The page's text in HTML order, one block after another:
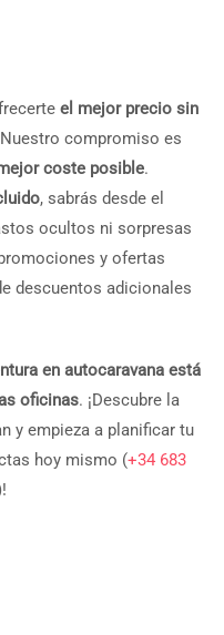
el mejor precio sin
compromiso es
coste posible.
, sabrás desde el
ocultos ni sorpresas
y ofertas
descuentos adicionales
en autocaravana está
oficinas. ¡Descubre la
y empieza a planificar tu
hoy mismo (+34 683